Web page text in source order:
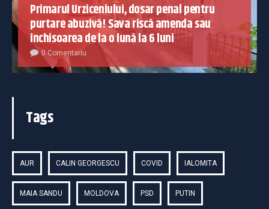
Primarul Urziceniului, dosar penal pentru
purtare abuzivă! Sava riscă amenda sau
închisoarea de la o lună la 6 luni
0 Comentariu
Tags
AUR CALIN GEORGESCU COVID IALOMITA
MAIA SANDU MOLDOVA PSD PUTIN